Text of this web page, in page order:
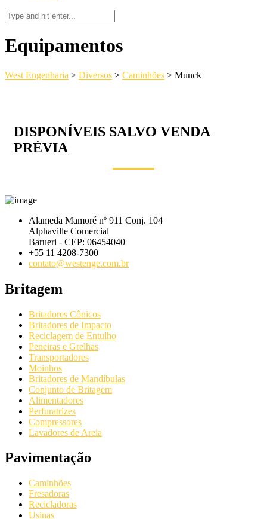
Equipamentos
West Engenharia > Diversos > Caminhões > Munck
DISPONÍVEIS SALVO VENDA
PRÉVIA
Alameda Mamoré nº 911 Conj. 104
Alphaville Comercial
Barueri - CEP: 06454040
+55 11 4208-7300
contato@westenge.com.br
Britagem
Britadores Cônicos
Britadores de Impacto
Reciclagem de Entulho
Peneiras e Grelhas
Transportadores
Moinhos
Britadores de Mandíbulas
Conjunto de Britagem
Alimentadores
Perfuratrizes
Compressores
Lavadores de Areia
Pavimentação
Caminhões
Fresadoras
Recicladoras
Usinas